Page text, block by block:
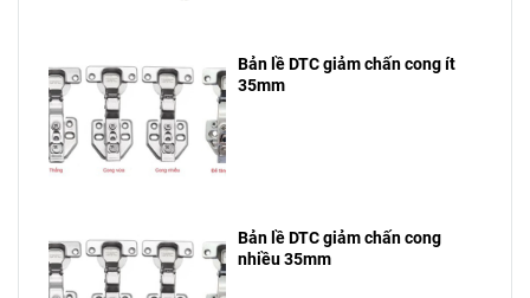
Bản lề DTC giảm chấn cong ít
35mm
Bản lề DTC giảm chấn cong
nhiều 35mm